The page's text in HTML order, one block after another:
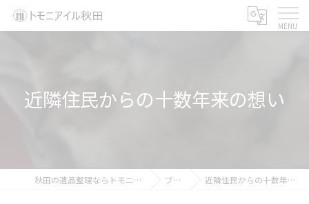
近隣住民からの十数年来の想い
秋田の遺品整理ならトモニアイル秋田 ブログ 近隣住民からの十数年来の想い